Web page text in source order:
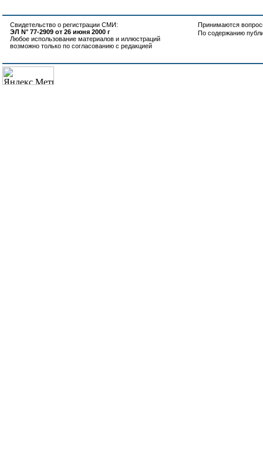
Свидетельство о регистрации СМИ:
ЭЛ N° 77-2909 от 26 июня 2000 г
Любое использование материалов и иллюстраций
возможно только по согласованию с редакцией
Принимаются
По содержанию